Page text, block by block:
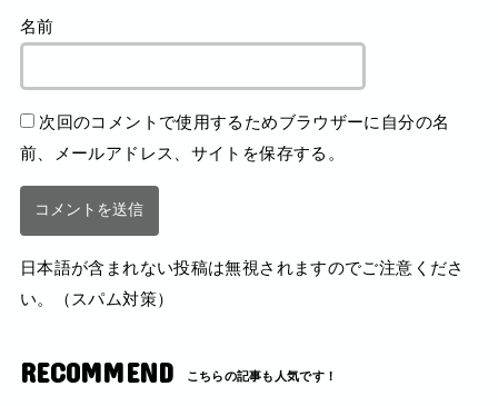
名前
次回のコメントで使用するためブラウザーに自分の名
前、メールアドレス、サイトを保存する。
日本語が含まれない投稿は無視されますのでご注意くださ
い。（スパム対策）
RECOMMEND